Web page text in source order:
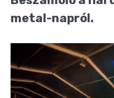
metal-napról.